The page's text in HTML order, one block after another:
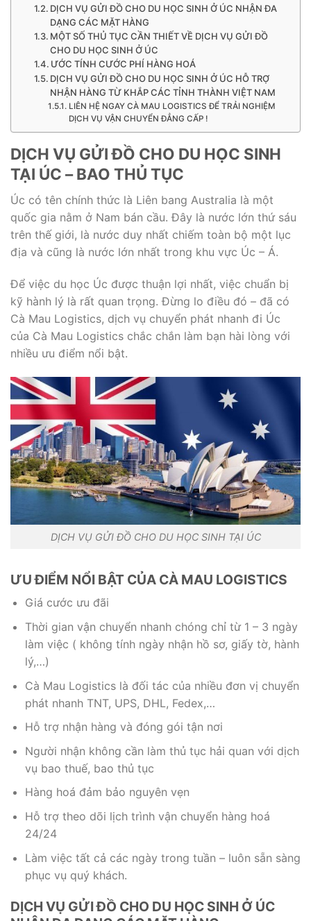
DỊCH VỤ GỬI ĐỒ CHO DU HỌC SINH Ở ÚC NHẬN ĐA
DẠNG CÁC MẶT HÀNG
MỘT SỐ THỦ TỤC CẦN THIẾT VỀ DỊCH VỤ GỬI ĐỒ
CHO DU HỌC SINH Ở ÚC
ƯỚC TÍNH CƯỚC PHÍ HÀNG HOÁ
DỊCH VỤ GỬI ĐỒ CHO DU HỌC SINH Ở ÚC HỖ TRỢ
NHẬN HÀNG TỪ KHẮP CÁC TỈNH THÀNH VIỆT NAM
LIÊN HỆ NGAY CÀ MAU LOGISTICS ĐỂ TRẢI NGHIỆM
DỊCH VỤ VẬN CHUYỂN ĐẲNG CẤP !
DỊCH VỤ GỬI ĐỒ CHO DU HỌC SINH
TẠI ÚC – BAO THỦ TỤC
Úc có tên chính thức là Liên bang Australia là một
quốc gia nằm ở Nam bán cầu. Đây là nước lớn thứ sáu
trên thế giới, là nước duy nhất chiếm toàn bộ một lục
địa và cũng là nước lớn nhất trong khu vực Úc – Á.
Để việc du học Úc được thuận lợi nhất, việc chuẩn bị
kỹ hành lý là rất quan trọng. Đừng lo điều đó – đã có
Cà Mau Logistics, dịch vụ chuyển phát nhanh đi Úc
của Cà Mau Logistics chắc chắn làm bạn hài lòng với
nhiều ưu điểm nổi bật.
DỊCH VỤ GỬI ĐỒ CHO DU HỌC SINH TẠI ÚC
ƯU ĐIỂM NỔI BẬT CỦA CÀ MAU LOGISTICS
Giá cước ưu đãi
Thời gian vận chuyển nhanh chóng chỉ từ 1 – 3 ngày
làm việc ( không tính ngày nhận hồ sơ, giấy tờ, hành
lý,…)
Cà Mau Logistics là đối tác của nhiều đơn vị chuyển
phát nhanh TNT, UPS, DHL, Fedex,…
Hỗ trợ nhận hàng và đóng gói tận nơi
Người nhận không cần làm thủ tục hải quan với dịch
vụ bao thuế, bao thủ tục
Hàng hoá đảm bảo nguyên vẹn
Hỗ trợ theo dõi lịch trình vận chuyển hàng hoá
24/24
Làm việc tất cả các ngày trong tuần – luôn sẵn sàng
phục vụ quý khách.
DỊCH VỤ GỬI ĐỒ CHO DU HỌC SINH Ở ÚC